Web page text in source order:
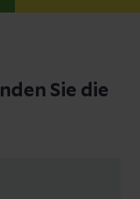
Sie die